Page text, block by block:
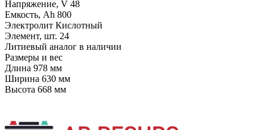
Напряжение, V 48
Емкость, Ah 800
Электролит Кислотный
Элемент, шт. 24
Литиевый аналог в наличии
Размеры и вес
Длина 978 мм
Ширина 630 мм
Высота 668 мм